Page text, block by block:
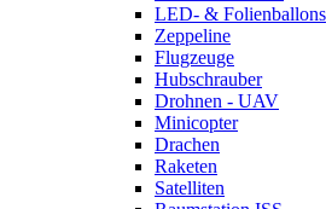
LED- & Folienballons
Zeppeline
Flugzeuge
Hubschrauber
Drohnen - UAV
Minicopter
Drachen
Raketen
Satelliten